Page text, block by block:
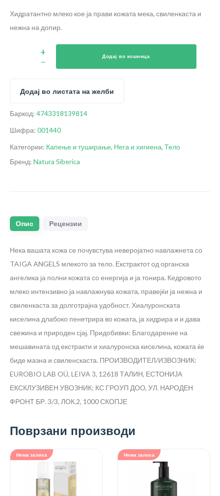
Хидратантно млеко кое ја прави кожата мека, свиленкаста и
нежна на допир.
Додај во кошница
Додај во листата на желби
Баркод: 4743318139814
Шифра: 001440
Категории: Капење и туширање, Нега и хигиена, Тело
Бренд: Natura Siberica
Опис Рецензии
Нека вашата кожа се почувстува неверојатно навлажнета со
TAIGA ANGELS млекото за тело. Екстрактот од органска
ангелика ја полни кожата со енергија и ја тонира. Кедровото
млеко интензивно ја навлажнува кожата, правејќи ја нежна и
свиленкаста за долготрајна удобност. Хиалуронската
киселина длабоко пенетрира во кожата, ја хидрира и и дава
свежина и природен сјај. Придобивки: Благодарение на
мешавината од екстракти и хиалуронска киселина, кожата ќе
биде мазна и свиленскаста. ПРОИЗВОДИТЕЛ/ИЗВОЗНИК:
EUROBIO LAB OÜ, LEIVA 3, 12618 ТАЛИН, ЕСТОНИЈА
ЕКСКЛУЗИВЕН УВОЗНИК: КС ГРОУП ДОО, УЛ. НАРОДЕН
ФРОНТ БР. 3/3, ЛОК.2, 1000 СКОПЈЕ
Поврзани производи
Нема залиха Нема залиха